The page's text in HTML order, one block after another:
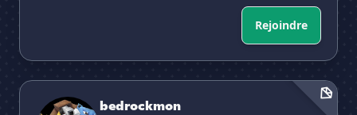
Rejoindre
bedrockmon
bedrockmon